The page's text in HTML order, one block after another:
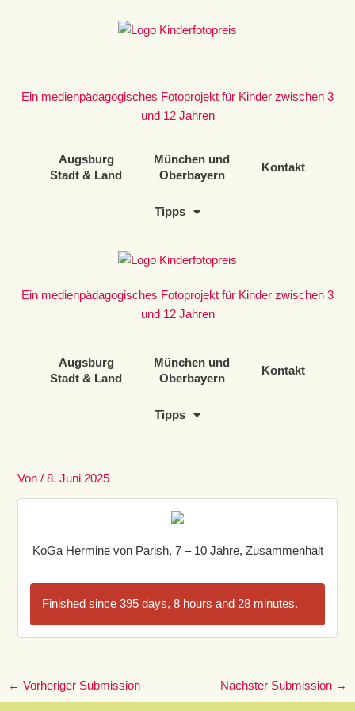
Ein medienpädagogisches Fotoprojekt für Kinder zwischen 3
und 12 Jahren
Augsburg
Stadt & Land
München und
Oberbayern
Kontakt
Tipps
Ein medienpädagogisches Fotoprojekt für Kinder zwischen 3
und 12 Jahren
Augsburg
Stadt & Land
München und
Oberbayern
Kontakt
Tipps
Von/8. Juni 2025
KoGa Hermine von Parish, 7 – 10 Jahre, Zusammenhalt
Finished since 395 days, 8 hours and 28 minutes.
← Vorheriger Submission Nächster Submission →